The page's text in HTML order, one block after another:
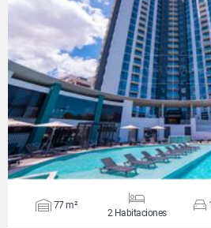
VER DETALLES
77 m²
2 Habitaciones